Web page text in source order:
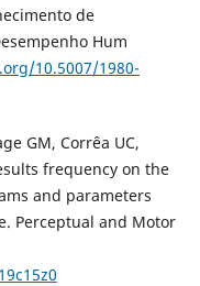
de
Hum
10.5007/1980-
GM, Corrêa UC,
frequency on the
and parameters
Perceptual and Motor